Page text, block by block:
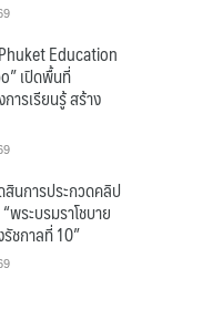
Education
เปิดพื้นที่
ารเรียนรู้ สร้าง
นการประกวดคลิป
พระบรมราโชบาย
ชกาลที่ 10”